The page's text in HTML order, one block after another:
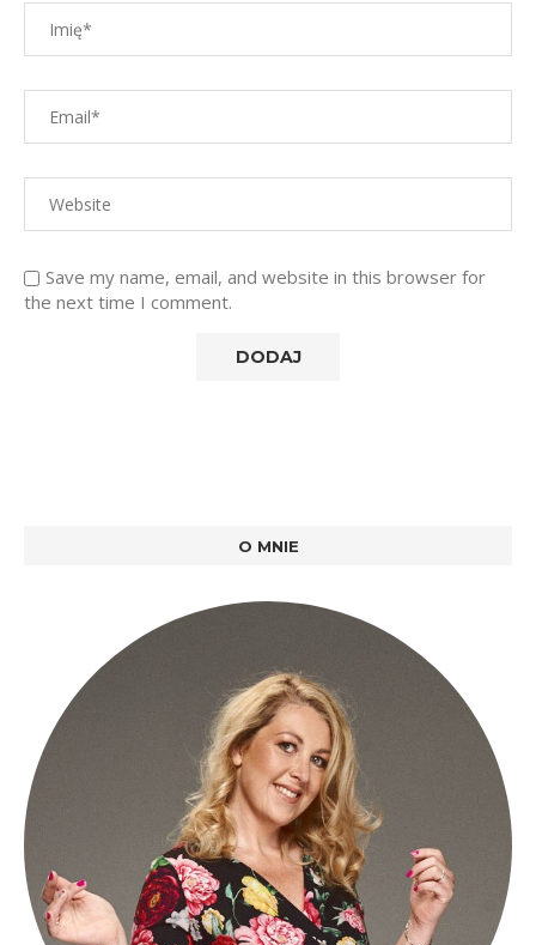
Save my name, email, and website in this browser for
the next time I comment.
O MNIE